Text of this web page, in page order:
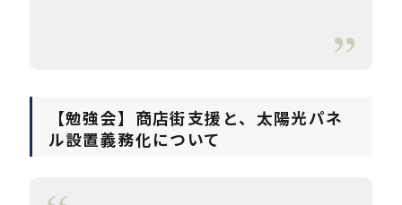
【勉強会】商店街支援と、太陽光パネ
ル設置義務化について